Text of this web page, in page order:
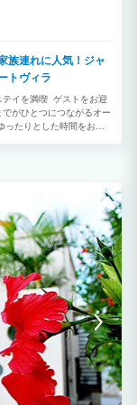
族連れに人気！ジャ
トヴィラ
テイを満喫 ゲストをお迎
がひとつにつながるオー
たりとした時間をお過